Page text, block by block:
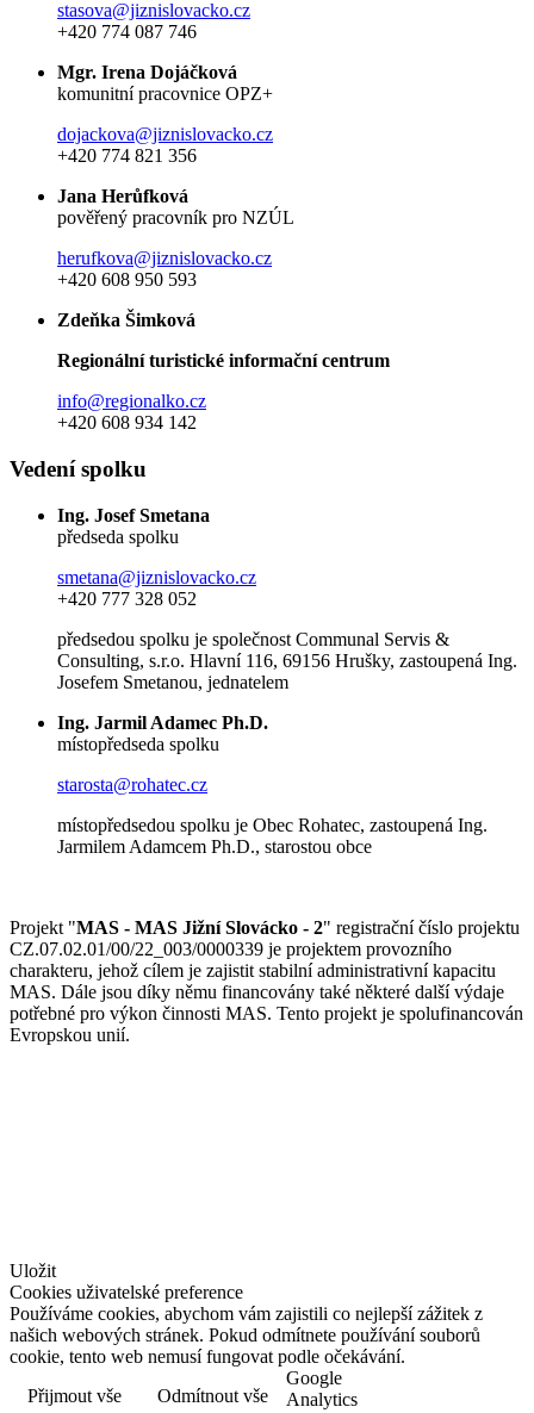
stasova@jiznislovacko.cz
+420 774 087 746
Mgr. Irena Dojáčková
komunitní pracovnice OPZ+
dojackova@jiznislovacko.cz
+420 774 821 356
Jana Herůfková
pověřený pracovník pro NZÚL
herufkova@jiznislovacko.cz
+420 608 950 593
Zdeňka Šimková
Regionální turistické informační centrum
info@regionalko.cz
+420 608 934 142
Vedení spolku
Ing. Josef Smetana
předseda spolku
smetana@jiznislovacko.cz
+420 777 328 052
předsedou spolku je společnost Communal Servis &
Consulting, s.r.o. Hlavní 116, 69156 Hrušky, zastoupená Ing.
Josefem Smetanou, jednatelem
Ing. Jarmil Adamec Ph.D.
místopředseda spolku
starosta@rohatec.cz
místopředsedou spolku je Obec Rohatec, zastoupená Ing.
Jarmilem Adamcem Ph.D., starostou obce
Projekt "MAS - MAS Jižní Slovácko - 2" registrační číslo projektu
CZ.07.02.01/00/22_003/0000339 je projektem provozního
charakteru, jehož cílem je zajistit stabilní administrativní kapacitu
MAS. Dále jsou díky němu financovány také některé další výdaje
potřebné pro výkon činnosti MAS. Tento projekt je spolufinancován
Evropskou unií.
Uložit
Cookies uživatelské preference
Používáme cookies, abychom vám zajistili co nejlepší zážitek z
našich webových stránek. Pokud odmítnete používání souborů
cookie, tento web nemusí fungovat podle očekávání.
Přijmout vše
Odmítnout vše
Google
Analytics